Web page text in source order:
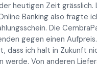
heutigen Zeit grässlich.
Banking also fragte
Die
gegen einen
dass ich halt in Zukunft
werde. Von anderen